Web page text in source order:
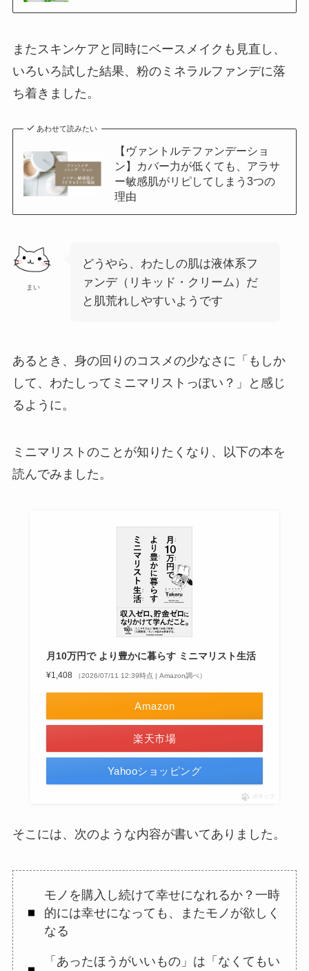
またスキンケアと同時にベースメイクも見直し、
いろいろ試した結果、粉のミネラルファンデに落
ち着きました。
あわせて読みたい
【ヴァントルテファンデーショ
ン】カバー力が低くても、アラサ
ー敏感肌がリピしてしまう3つの
理由
まい
どうやら、わたしの肌は液体系フ
ァンデ（リキッド・クリーム）だ
と肌荒れしやすいようです
あるとき、身の回りのコスメの少なさに「もしか
して、わたしってミニマリストっぽい？」と感じ
るように。
ミニマリストのことが知りたくなり、以下の本を
読んでみました。
月10万円で より豊かに暮らす ミニマリスト生活
¥1,408 （2026/07/11 12:39時点 | Amazon調べ）
Amazon
楽天市場
Yahooショッピング
ポチップ
そこには、次のような内容が書いてありました。
モノを購入し続けて幸せになれるか？一時
的には幸せになっても、またモノが欲しく
なる
「あったほうがいいもの」は「なくてもい